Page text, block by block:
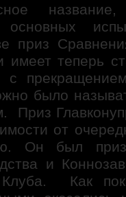
основных
приз
теперь
с
было
Приз
от
Он был
и
Как